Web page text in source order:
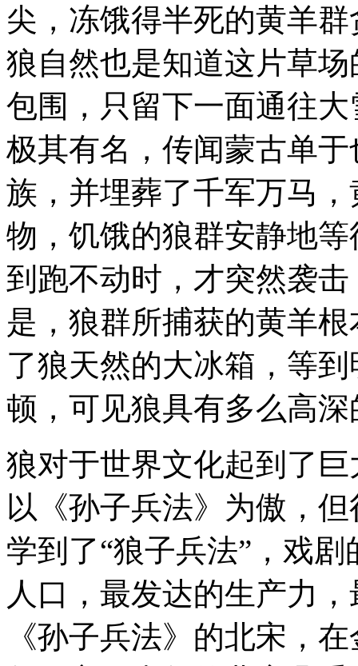
尖，冻饿得半死的黄羊
狼自然也是知道这片草
包围，只留下一面通往
极其有名，传闻蒙古单
族，并埋葬了千军万马
物，饥饿的狼群安静地
到跑不动时，才突然袭
是，狼群所捕获的黄羊
了狼天然的大冰箱，等
顿，可见狼具有多么高
狼对于世界文化起到了
以《孙子兵法》为傲，
学到了“狼子兵法”，戏
人口，最发达的生产力
《孙子兵法》的北宋，